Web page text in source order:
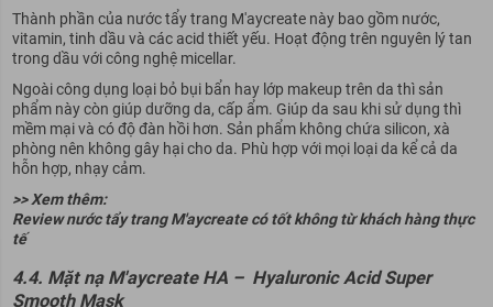
Thành phần của nước tẩy trang M'aycreate này bao gồm nước,
vitamin, tinh dầu và các acid thiết yếu. Hoạt động trên nguyên lý tan
trong dầu với công nghệ micellar.
Ngoài công dụng loại bỏ bụi bẩn hay lớp makeup trên da thì sản
phẩm này còn giúp dưỡng da, cấp ẩm. Giúp da sau khi sử dụng thì
mềm mại và có độ đàn hồi hơn. Sản phẩm không chứa silicon, xà
phòng nên không gây hại cho da. Phù hợp với mọi loại da kể cả da
hỗn hợp, nhạy cảm.
>> Xem thêm:
Review nước tẩy trang M'aycreate có tốt không từ khách hàng thực
tế
4.4. Mặt nạ M'aycreate HA – Hyaluronic Acid Super
Smooth Mask